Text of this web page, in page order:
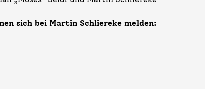
sich bei Martin Schliereke melden: